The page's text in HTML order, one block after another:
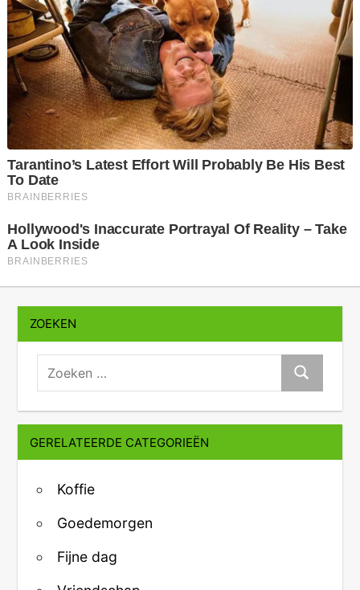
ZOEKEN
zoeken:
Zoeken
GERELATEERDE CATEGORIEËN
Koffie
Goedemorgen
Fijne dag